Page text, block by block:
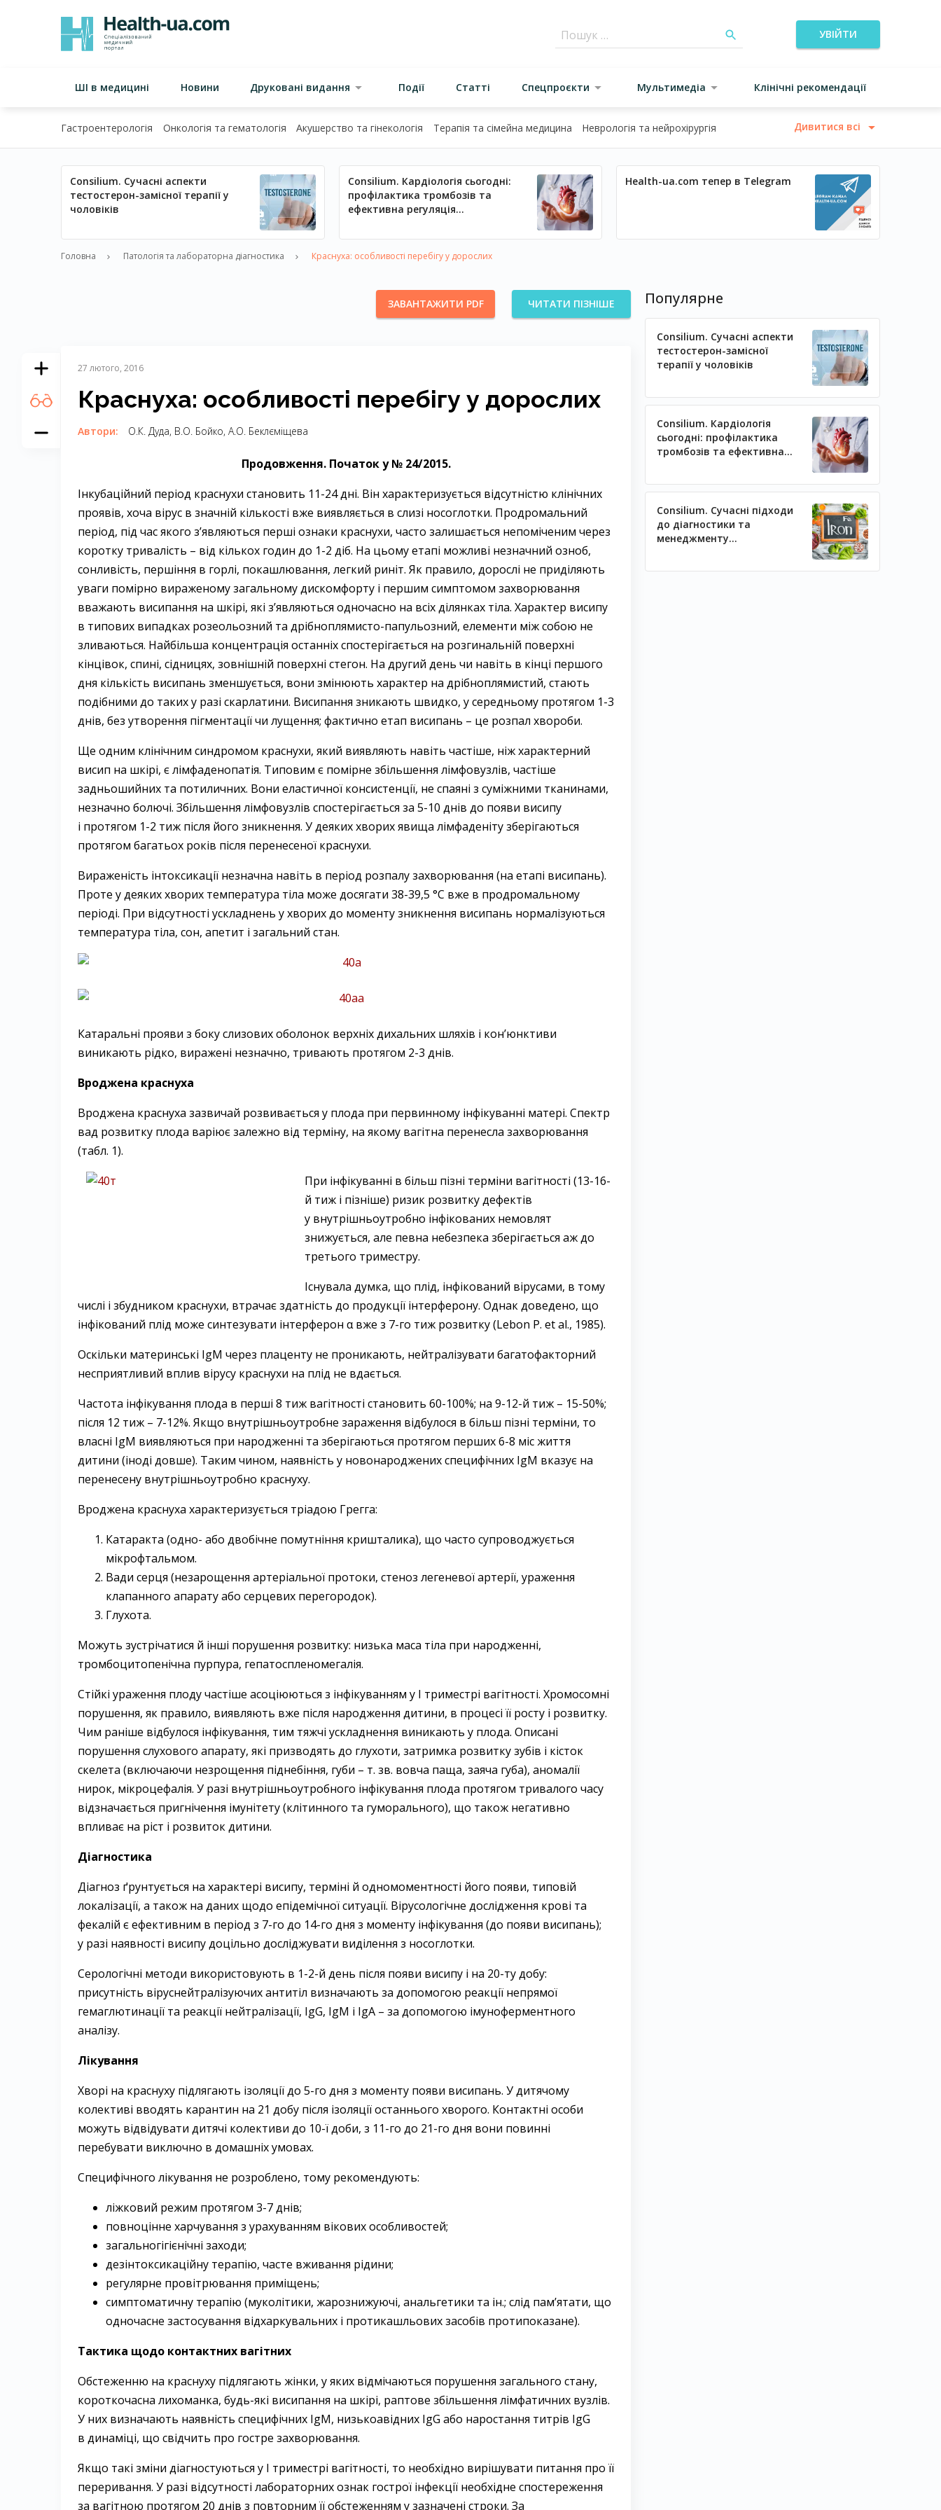
УВІЙТИ
ШІ в медицині Новини Друковані видання Події Статті Спецпроєкти Мультимедіа Клінічні рекомендації
Гастроентерологія Онкологія та гематологія Акушерство та гінекологія Терапія та сімейна медицина Неврологія та нейрохірургія Дивитися всі
Consilium. Сучасні аспекти
тестостерон-замісної терапії у
чоловіків
Consilium. Кардіологія сьогодні:
профілактика тромбозів та
ефективна регуляція
Health-ua.com тепер в Telegram
Головна Патологія та лабораторна діагностика Краснуха: особливості перебігу у дорослих
ЗАВАНТАЖИТИ PDF ЧИТАТИ ПІЗНІШЕ
27 лютого, 2016
Краснуха: особливості перебігу у дорослих
Автори: О.К. Дуда, В.О. Бойко, А.О. Беклєміщева
Продовження. Початок у № 24/2015.
Інкубаційний період краснухи становить 11-24 дні. Він характеризується відсутністю клінічних
проявів, хоча вірус в значній кількості вже виявляється в слизі носоглотки. Продромальний
період, під час якого з’являються перші ознаки краснухи, часто залишається непоміченим через
коротку тривалість – від кількох годин до 1-2 діб. На цьому етапі можливі незначний озноб,
сонливість, першіння в горлі, покашлювання, легкий риніт. Як правило, дорослі не приділяють
уваги помірно вираженому загальному дискомфорту і першим симптомом захворювання
вважають висипання на шкірі, які з’являються одночасно на всіх ділянках тіла. Характер висипу
в типових випадках розеольозний та дрібноплямисто-папульозний, елементи між собою не
зливаються. Найбільша концентрація останніх спостерігається на розгинальній поверхні
кінцівок, спині, сідницях, зовнішній поверхні стегон. На другий день чи навіть в кінці першого
дня кількість висипань зменшується, вони змінюють характер на дрібноплямистий, стають
подібними до таких у разі скарлатини. Висипання зникають швидко, у середньому протягом 1-3
днів, без утворення пігментації чи лущення; фактично етап висипань – це розпал хвороби.
Ще одним клінічним синдромом краснухи, який виявляють навіть частіше, ніж характерний
висип на шкірі, є лімфаденопатія. Типовим є помірне збільшення лімфовузлів, частіше
задньошийних та потиличних. Вони еластичної консистенції, не спаяні з суміжними тканинами,
незначно болючі. Збільшення лімфовузлів спостерігається за 5-10 днів до появи висипу
і протягом 1-2 тиж після його зникнення. У деяких хворих явища лімфаденіту зберігаються
протягом багатьох років після перенесеної краснухи.
Вираженість інтоксикації незначна навіть в період розпалу захворювання (на етапі висипань).
Проте у деяких хворих температура тіла може досягати 38-39,5 °C вже в продромальному
періоді. При відсутності ускладнень у хворих до моменту зникнення висипань нормалізуються
температура тіла, сон, апетит і загальний стан.
Катаральні прояви з боку слизових оболонок верхніх дихальних шляхів і кон’юнктиви
виникають рідко, виражені незначно, тривають протягом 2-3 днів.
Вроджена краснуха
Вроджена краснуха зазвичай розвивається у плода при первинному інфікуванні матері. Спектр
вад розвитку плода варіює залежно від терміну, на якому вагітна перенесла захворювання
(табл. 1).
При інфікуванні в більш пізні терміни вагітності (13-16-
й тиж і пізніше) ризик розвитку дефектів
у внутрішньоутробно інфікованих немовлят
знижується, але певна небезпека зберігається аж до
третього триместру.
Існувала думка, що плід, інфікований вірусами, в тому
числі і збудником краснухи, втрачає здатність до продукції інтерферону. Однак доведено, що
інфікований плід може синтезувати інтерферон α вже з 7-го тиж розвитку (Lebon P. et al., 1985).
Оскільки материнські IgM через плаценту не проникають, нейтралізувати багатофакторний
несприятливий вплив вірусу краснухи на плід не вдається.
Частота інфікування плода в перші 8 тиж вагітності становить 60-100%; на 9-12-й тиж – 15-50%;
після 12 тиж – 7-12%. Якщо внутрішньоутробне зараження відбулося в більш пізні терміни, то
власні IgM виявляються при народженні та зберігаються протягом перших 6-8 міс життя
дитини (іноді довше). Таким чином, наявність у новонароджених специфічних IgM вказує на
перенесену внутрішньоутробно краснуху.
Вроджена краснуха характеризується тріадою Грегга:
Катаракта (одно- або двобічне помутніння кришталика), що часто супроводжується
мікрофтальмом.
Вади серця (незарощення артеріальної протоки, стеноз легеневої артерії, ураження
клапанного апарату або серцевих перегородок).
Глухота.
Можуть зустрічатися й інші порушення розвитку: низька маса тіла при народженні,
тромбоцитопенічна пурпура, гепатоспленомегалія.
Стійкі ураження плоду частіше асоціюються з інфікуванням у I триместрі вагітності. Хромосомні
порушення, як правило, виявляють вже після народження дитини, в процесі її росту і розвитку.
Чим раніше відбулося інфікування, тим тяжчі ускладнення виникають у плода. Описані
порушення слухового апарату, які призводять до глухоти, затримка розвитку зубів і кісток
скелета (включаючи незрощення піднебіння, губи – т. зв. вовча паща, заяча губа), аномалії
нирок, мікроцефалія. У разі внутрішньоутробного інфікування плода протягом тривалого часу
відзначається пригнічення імунітету (клітинного та гуморального), що також негативно
впливає на ріст і розвиток дитини.
Діагностика
Діагноз ґрунтується на характері висипу, терміні й одномоментності його появи, типовій
локалізації, а також на даних щодо епідемічної ситуації. Вірусологічне дослідження крові та
фекалій є ефективним в період з 7-го до 14-го дня з моменту інфікування (до появи висипань);
у разі наявності висипу доцільно досліджувати виділення з носоглотки.
Серологічні методи використовують в 1-2-й день після появи висипу і на 20-ту добу:
присутність віруснейтралізуючих антитіл визначають за допомогою реакції непрямої
гемаглютинації та реакції нейтралізації, IgG, IgM і IgА – за допомогою імуноферментного
аналізу.
Лікування
Хворі на краснуху підлягають ізоляції до 5-го дня з моменту появи висипань. У дитячому
колективі вводять карантин на 21 добу після ізоляції останнього хворого. Контактні особи
можуть відвідувати дитячі колективи до 10-ї доби, з 11-го до 21-го дня вони повинні
перебувати виключно в домашніх умовах.
Специфічного лікування не розроблено, тому рекомендують:
ліжковий режим протягом 3-7 днів;
повноцінне харчування з урахуванням вікових особливостей;
загальногігієнічні заходи;
дезінтоксикаційну терапію, часте вживання рідини;
регулярне провітрювання приміщень;
симптоматичну терапію (муколітики, жарознижуючі, анальгетики та ін.; слід пам’ятати, що
одночасне застосування відхаркувальних і протикашльових засобів протипоказане).
Тактика щодо контактних вагітних
Обстеженню на краснуху підлягають жінки, у яких відмічаються порушення загального стану,
короткочасна лихоманка, будь-які висипання на шкірі, раптове збільшення лімфатичних вузлів.
У них визначають наявність специфічних IgM, низькоавідних IgG або наростання титрів IgG
в динаміці, що свідчить про гостре захворювання.
Якщо такі зміни діагностуються у I триместрі вагітності, то необхідно вирішувати питання про її
переривання. У разі відсутності лабораторних ознак гострої інфекції необхідне спостереження
за вагітною протягом 20 днів з повторним її обстеженням у зазначені строки. За
Популярне
Consilium. Сучасні аспекти
тестостерон-замісної
терапії у чоловіків
Consilium. Кардіологія
сьогодні: профілактика
тромбозів та ефективна
Consilium. Сучасні підходи
до діагностики та
менеджменту